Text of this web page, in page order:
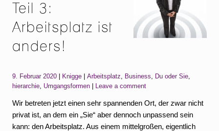
Teil 3:
Arbeitsplatz ist
anders!
9. Februar 2020 Categories:
Knigge Tags:
Arbeitsplatz Business Du oder Sie
hierarchie Umgangsformen Leave a comment
Wir betreten jetzt einen sehr spannenden Ort, der zwar nicht
privat ist, an dem ein „Sie“ aber dennoch unpassend sein
kann: den Arbeitsplatz. Aus einem mittelgroßen, eigentlich